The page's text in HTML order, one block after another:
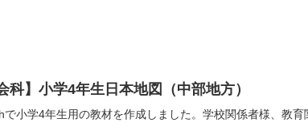
科】小学4年生日本地図（中部地方）
で小学4年生用の教材を作成しました。学校関係者様、教